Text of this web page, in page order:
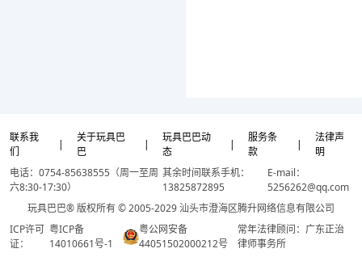
联系我
们
|
关于玩具巴
巴
|
玩具巴巴动
态
|
服务条
款
|
法律声
明
电话：0754-85638555（周一至周
六8:30-17:30）
其余时间联系手机：
13825872895
E-mail：
5256262@qq.com
玩具巴巴® 版权所有 © 2005-2029 汕头市澄海区腾升网络信息有限公司
ICP许可
证：
粤ICP备
14010661号-1
粤公网安备
44051502000212号
常年法律顾问：广东正治
律师事务所